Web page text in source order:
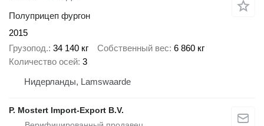
Полуприцеп фургон
2015
Грузопод. 34 140 кг Собственный вес 6 860 кг
Количество осей 3
Нидерланды, Lamswaarde
P. Mostert Import-Export B.V.